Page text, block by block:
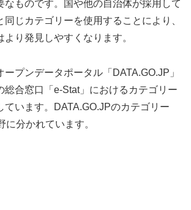
なものです。国や他の自治体が採用して
同じカテゴリーを使用することにより、
り発見しやすくなります。
プンデータポータル「DATA.GO.JP」
総合窓口「e-Stat」におけるカテゴリー
ています。DATA.GO.JPのカテゴリー
に分かれています。